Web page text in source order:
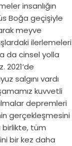
insanlığın
Boğa geçişiyle
meyve
ilerlemeleri
da cinsel yolla
salgını vardı
kuvvetli
depremleri
gerçekleşmesini
birlikte, tüm
bir kez daha